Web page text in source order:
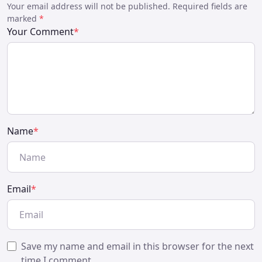
Your email address will not be published. Required fields are
marked *
Your Comment*
Name*
Email*
Save my name and email in this browser for the next